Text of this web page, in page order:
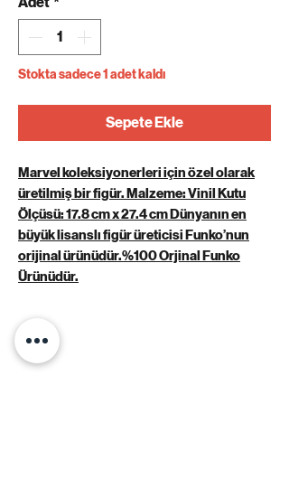
Stokta sadece 1 adet kaldı
Sepete Ekle
Marvel koleksiyonerleri için özel olarak
üretilmiş bir figür. Malzeme: Vinil Kutu
Ölçüsü: 17.8 cm x 27.4 cm Dünyanın en
büyük lisanslı figür üreticisi Funko’nun
orijinal ürünüdür.%100 Orjinal Funko
Ürünüdür.